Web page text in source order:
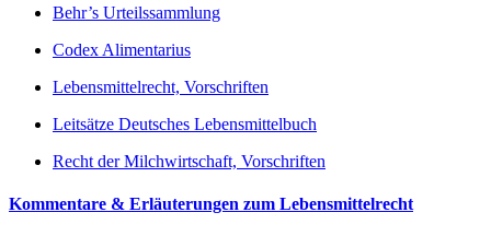
Behr’s Urteilssammlung
Codex Alimentarius
Lebensmittelrecht, Vorschriften
Leitsätze Deutsches Lebensmittelbuch
Recht der Milchwirtschaft, Vorschriften
Kommentare & Erläuterungen zum Lebensmittelrecht